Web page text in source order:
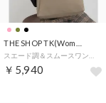
￥5,940